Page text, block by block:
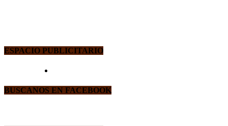
ESPACIO PUBLICITARIO
BUSCANOS EN FACEBOOK